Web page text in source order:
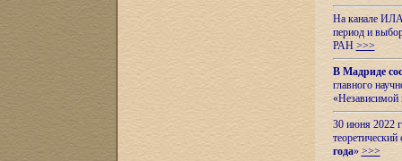
На канале
период и
РАН >>>
В Мадриде
главного
«Независимой
30 июня 2022
года» >>>